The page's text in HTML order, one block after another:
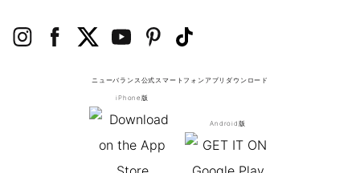
ニューバランス公式スマートフォンアプリ ダウンロード
iPhone版
Android版